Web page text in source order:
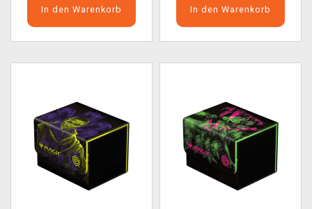
In den Warenkorb In den Warenkorb